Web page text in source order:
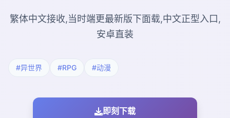
繁体中文接收,当时端更最新版下面载,中文正型入口,
安卓直装
#异世界 #RPG #动漫
即刻下载